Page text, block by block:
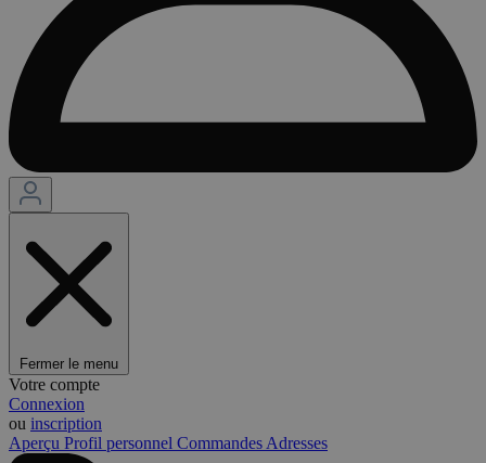
Fermer le menu
Votre compte
Connexion
ou inscription
Aperçu Profil personnel Commandes Adresses